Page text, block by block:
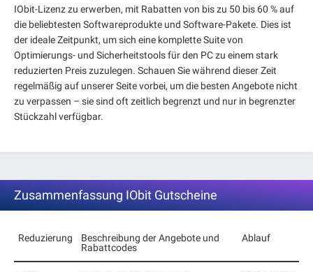
IObit-Lizenz zu erwerben, mit Rabatten von bis zu 50 bis 60 % auf
die beliebtesten Softwareprodukte und Software-Pakete. Dies ist
der ideale Zeitpunkt, um sich eine komplette Suite von
Optimierungs- und Sicherheitstools für den PC zu einem stark
reduzierten Preis zuzulegen. Schauen Sie während dieser Zeit
regelmäßig auf unserer Seite vorbei, um die besten Angebote nicht
zu verpassen – sie sind oft zeitlich begrenzt und nur in begrenzter
Stückzahl verfügbar.
Zusammenfassung IObit Gutscheine
Reduzierung
Beschreibung der Angebote und
Rabattcodes
Ablauf